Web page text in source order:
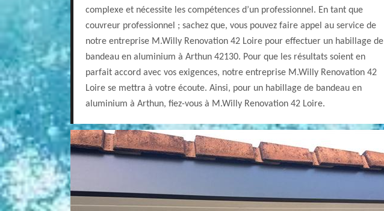
complexe et nécessite les compétences d’un professionnel. En tant que
couvreur professionnel ; sachez que, vous pouvez faire appel au service de
notre entreprise M.Willy Renovation 42 Loire pour effectuer un habillage de
bandeau en aluminium à Arthun 42130. Pour que les résultats soient en
parfait accord avec vos exigences, notre entreprise M.Willy Renovation 42
Loire se mettra à votre écoute. Ainsi, pour un habillage de bandeau en
aluminium à Arthun, fiez-vous à M.Willy Renovation 42 Loire.